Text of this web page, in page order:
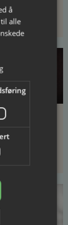
Thomas
Stein
desember
å
alle